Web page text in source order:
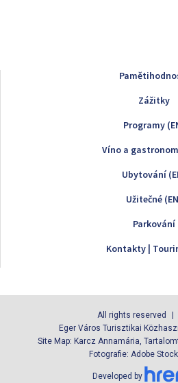
Zážitky
Programy
Víno a
Ubytování
Užitečné
Parkování
Kontakty |
All rights reserved
Eger Város Turisztikai
Site Map: Karcz Annamária,
Fotografie: Adobe
Developed by